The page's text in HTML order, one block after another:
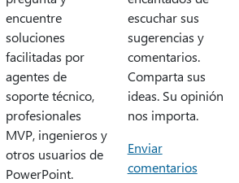
encuentre
soluciones
facilitadas por
agentes de
soporte técnico,
profesionales
MVP, ingenieros y
otros usuarios de
PowerPoint.
escuchar sus
sugerencias y
comentarios.
Comparta sus
ideas. Su opinión
nos importa.
Enviar
comentarios